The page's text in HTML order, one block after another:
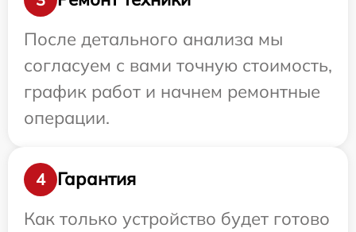
После детального анализа мы
согласуем с вами точную стоимость,
график работ и начнем ремонтные
операции.
4
Гарантия
Как только устройство будет готово